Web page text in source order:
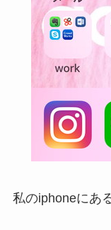
私のiphoneにあ